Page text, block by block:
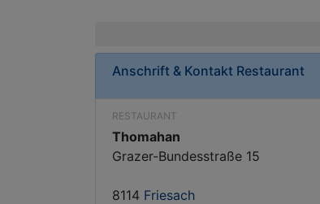
Anschrift & Kontakt Restaurant
RESTAURANT
Thomahan
Grazer-Bundesstraße 15
8114 Friesach